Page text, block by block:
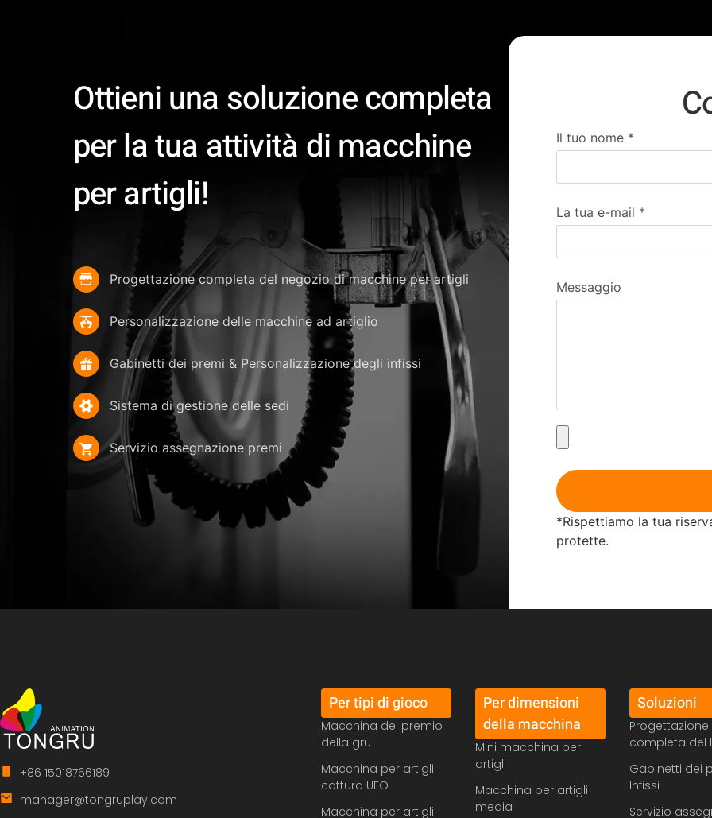
Ottieni una soluzione completa
per la tua attività di macchine
per artigli!
Progettazione completa del negozio di macchine per artigli
Personalizzazione delle macchine ad artiglio
Gabinetti dei premi & Personalizzazione degli infissi
Sistema di gestione delle sedi
Servizio assegnazione premi
Il tuo nome *
La tua e-mail *
Messaggio
*Rispettiamo la tua
protette.
+86 15018766189
manager@tongruplay.com
Per tipi di gioco
Macchina del premio
della gru
Macchina per artigli
cattura UFO
Macchina per artigli
Per dimensioni
della macchina
Mini macchina per
artigli
Macchina per artigli
media
Soluzioni
Progettazione
completa del
Gabinetti dei
Infissi
Servizio